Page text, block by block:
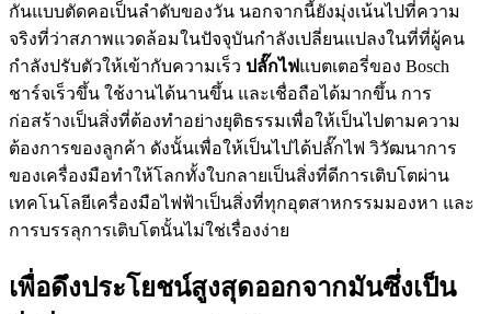
กันแบบตัดคอเป็นลำดับของวัน นอกจากนี้ยังมุ่งเน้นไปที่ความ
จริงที่ว่าสภาพแวดล้อมในปัจจุบันกำลังเปลี่ยนแปลงในที่ที่ผู้คน
กำลังปรับตัวให้เข้ากับความเร็ว ปลั๊กไฟแบตเตอรี่ของ Bosch
ชาร์จเร็วขึ้น ใช้งานได้นานขึ้น และเชื่อถือได้มากขึ้น การ
ก่อสร้างเป็นสิ่งที่ต้องทำอย่างยุติธรรมเพื่อให้เป็นไปตามความ
ต้องการของลูกค้า ดังนั้นเพื่อให้เป็นไปได้ปลั๊กไฟ วิวัฒนาการ
ของเครื่องมือทำให้โลกทั้งใบกลายเป็นสิ่งที่ดีการเติบโตผ่าน
เทคโนโลยีเครื่องมือไฟฟ้าเป็นสิ่งที่ทุกอุตสาหกรรมมองหา และ
การบรรลุการเติบโตนั้นไม่ใช่เรื่องง่าย
เพื่อดึงประโยชน์สูงสุดออกจากมันซึ่งเป็น